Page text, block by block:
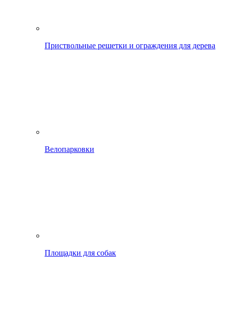
Приствольные решетки и ограждения для дерева
Велопарковки
Площадки для собак